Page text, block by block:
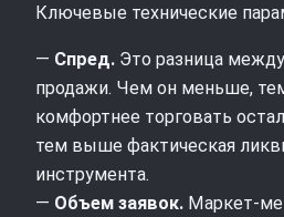
Ключевые технические
— Спред. Это разница
продажи. Чем он меньше,
комфортнее торговать
тем выше фактическая
инструмента.
— Объем заявок.